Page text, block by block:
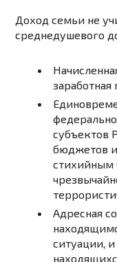
Доход семьи не
среднедушевого
заработная
субъектов
бюджетов и
стихийным
Адресная
ситуации,